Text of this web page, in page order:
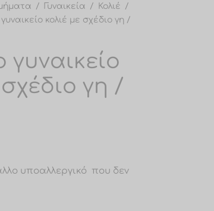
/ Γυναικεία / Κολιέ /
κολιέ με σχέδιο γη /
γυναικείο
σχέδιο γη /
υποαλλεργικό που δεν